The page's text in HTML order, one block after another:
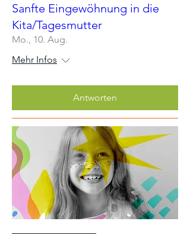
Sanfte Eingewöhnung in die
Kita/Tagesmutter
Mo., 10. Aug.
Mehr Infos
Antworten